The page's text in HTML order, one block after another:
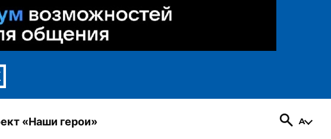
«Наши герои»